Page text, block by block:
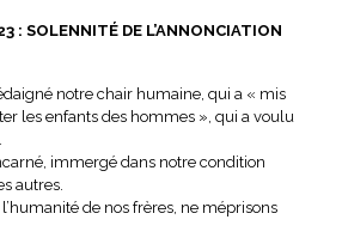
: SOLENNITÉ DE L’ANNONCIATION
notre chair humaine, qui a « mis
les enfants des hommes », qui a voulu
immergé dans notre condition
autres.
de nos frères, ne méprisons